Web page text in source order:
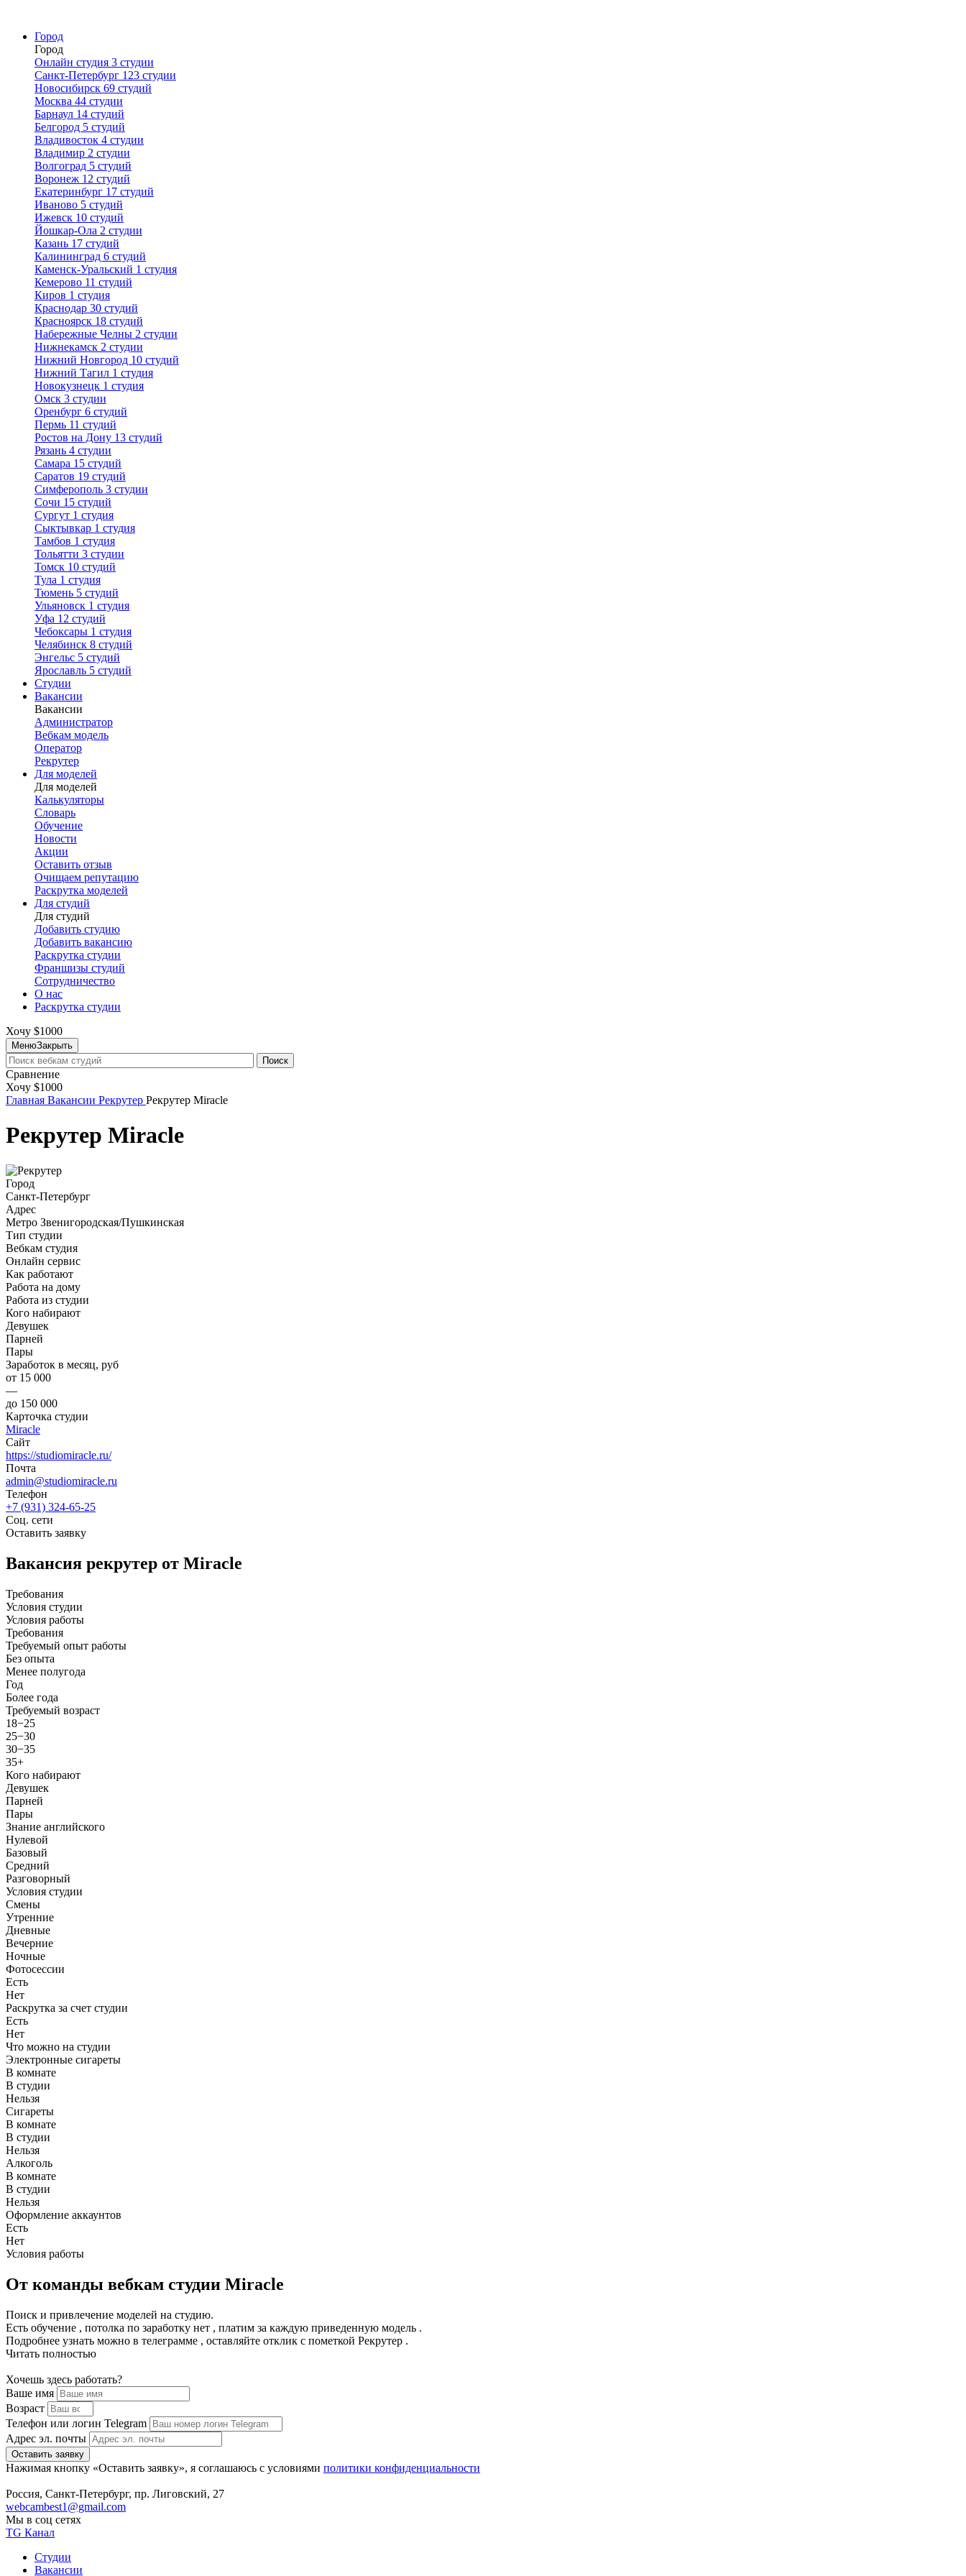
Город
Город
Онлайн студия 3 студии
Санкт-Петербург 123 студии
Новосибирск 69 студий
Москва 44 студии
Барнаул 14 студий
Белгород 5 студий
Владивосток 4 студии
Владимир 2 студии
Волгоград 5 студий
Воронеж 12 студий
Екатеринбург 17 студий
Иваново 5 студий
Ижевск 10 студий
Йошкар-Ола 2 студии
Казань 17 студий
Калининград 6 студий
Каменск-Уральский 1 студия
Кемерово 11 студий
Киров 1 студия
Краснодар 30 студий
Красноярск 18 студий
Набережные Челны 2 студии
Нижнекамск 2 студии
Нижний Новгород 10 студий
Нижний Тагил 1 студия
Новокузнецк 1 студия
Омск 3 студии
Оренбург 6 студий
Пермь 11 студий
Ростов на Дону 13 студий
Рязань 4 студии
Самара 15 студий
Саратов 19 студий
Симферополь 3 студии
Сочи 15 студий
Сургут 1 студия
Сыктывкар 1 студия
Тамбов 1 студия
Тольятти 3 студии
Томск 10 студий
Тула 1 студия
Тюмень 5 студий
Ульяновск 1 студия
Уфа 12 студий
Чебоксары 1 студия
Челябинск 8 студий
Энгельс 5 студий
Ярославль 5 студий
Студии
Вакансии
Вакансии
Администратор
Вебкам модель
Оператор
Рекрутер
Для моделей
Для моделей
Калькуляторы
Словарь
Обучение
Новости
Акции
Оставить отзыв
Очищаем репутацию
Раскрутка моделей
Для студий
Для студий
Добавить студию
Добавить вакансию
Раскрутка студии
Франшизы студий
Сотрудничество
О нас
Раскрутка студии
Хочу $1000
МенюЗакрыть
Поиск
Сравнение
Хочу $1000
Главная Вакансии Рекрутер Рекрутер Miracle
Рекрутер Miracle
Город
Санкт-Петербург
Адрес
Метро Звенигородская/Пушкинская
Тип студии
Вебкам студия
Онлайн сервис
Как работают
Работа на дому
Работа из студии
Кого набирают
Девушек
Парней
Пары
Заработок в месяц, руб
от 15 000
—
до 150 000
Карточка студии
Miracle
Сайт
https://studiomiracle.ru/
Почта
admin@studiomiracle.ru
Телефон
+7 (931) 324-65-25
Соц. сети
Оставить заявку
Вакансия рекрутер от Miracle
Требования
Условия студии
Условия работы
Требования
Требуемый опыт работы
Без опыта
Менее полугода
Год
Более года
Требуемый возраст
18−25
25−30
30−35
35+
Кого набирают
Девушек
Парней
Пары
Знание английского
Нулевой
Базовый
Средний
Разговорный
Условия студии
Смены
Утренние
Дневные
Вечерние
Ночные
Фотосессии
Есть
Нет
Раскрутка за счет студии
Есть
Нет
Что можно на студии
Электронные сигареты
В комнате
В студии
Нельзя
Сигареты
В комнате
В студии
Нельзя
Алкоголь
В комнате
В студии
Нельзя
Оформление аккаунтов
Есть
Нет
Условия работы
От команды вебкам студии Miracle
Поиск и привлечение моделей на студию.
Есть обучение , потолка по заработку нет , платим за каждую приведенную модель .
Подробнее узнать можно в телеграмме , оставляйте отклик с пометкой Рекрутер .
Читать полностью
Хочешь здесь работать?
Ваше имя
Возраст
Телефон или логин Telegram
Адрес эл. почты
Оставить заявку
Нажимая кнопку «Оставить заявку», я соглашаюсь с условиями политики конфиденциальности
Россия, Санкт-Петербург, пр. Лиговский, 27
webcambest1@gmail.com
Мы в соц сетях
TG Канал
Студии
Вакансии